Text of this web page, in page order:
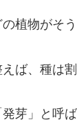
植物がそ
ば、種は
芽」と呼ば